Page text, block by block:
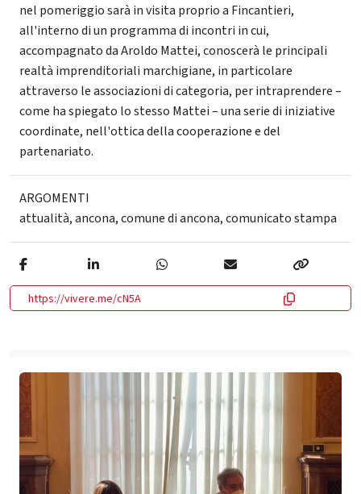
nel pomeriggio sarà in visita proprio a Fincantieri,
all'interno di un programma di incontri in cui,
accompagnato da Aroldo Mattei, conoscerà le principali
realtà imprenditoriali marchigiane, in particolare
attraverso le associazioni di categoria, per intraprendere –
come ha spiegato lo stesso Mattei – una serie di iniziative
coordinate, nell'ottica della cooperazione e del
partenariato.
ARGOMENTI
attualità,ancona,comune di ancona,comunicato stampa
https://vivere.me/cN5A